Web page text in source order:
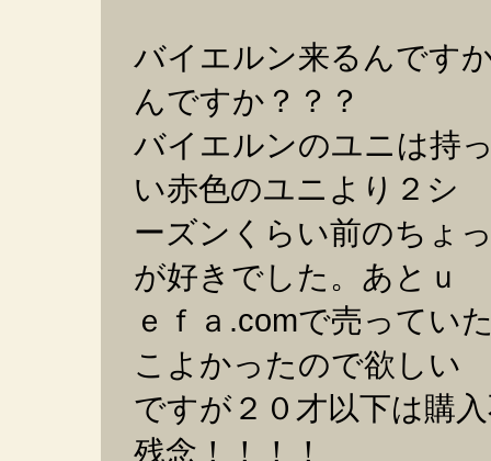
バイエルン来るんです
んですか？？？
バイエルンのユニは持
い赤色のユニより２シ
ーズンくらい前のちょ
が好きでした。あとｕ
ｅｆａ.comで売ってい
こよかったので欲しい
ですが２０才以下は購
残念！！！！